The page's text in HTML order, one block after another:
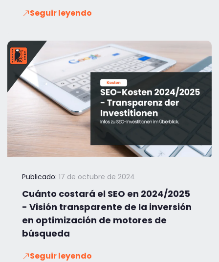
Seguir leyendo
Publicado: 17 de octubre de 2024
Cuánto costará el SEO en 2024/2025
- Visión transparente de la inversión
en optimización de motores de
búsqueda
Seguir leyendo